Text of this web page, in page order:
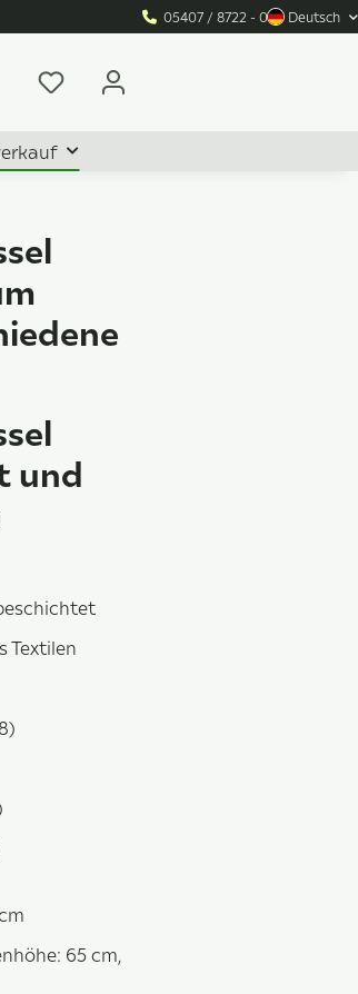
05407 / 8722 - 0 Deutsch
und
Textilen
65 cm,